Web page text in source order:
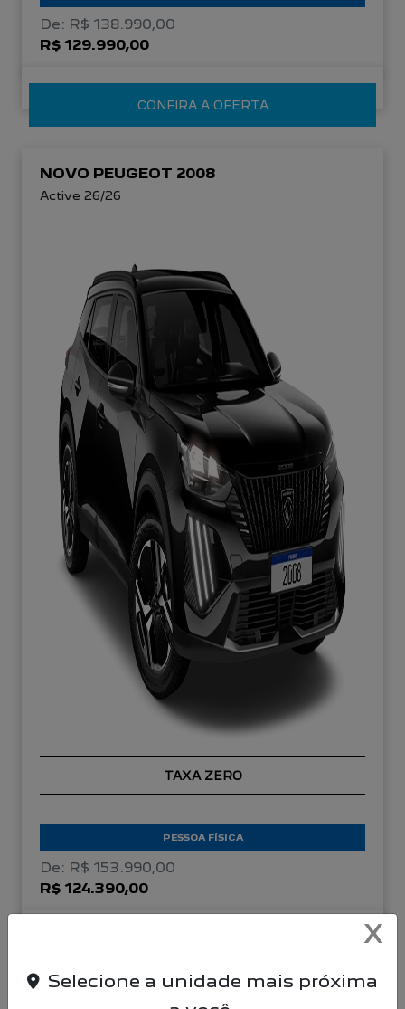
De: R$ 138.990,00
R$ 129.990,00
CONFIRA A OFERTA
NOVO PEUGEOT 2008
Active 26/26
TAXA ZERO
PESSOA FÍSICA
De: R$ 153.990,00
R$ 124.390,00
X
Selecione a unidade mais próxima